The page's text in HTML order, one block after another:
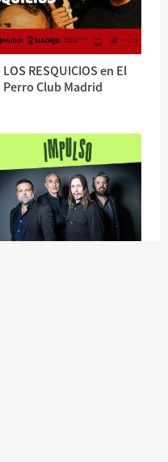
LOS RESQUICIOS en El
Perro Club Madrid